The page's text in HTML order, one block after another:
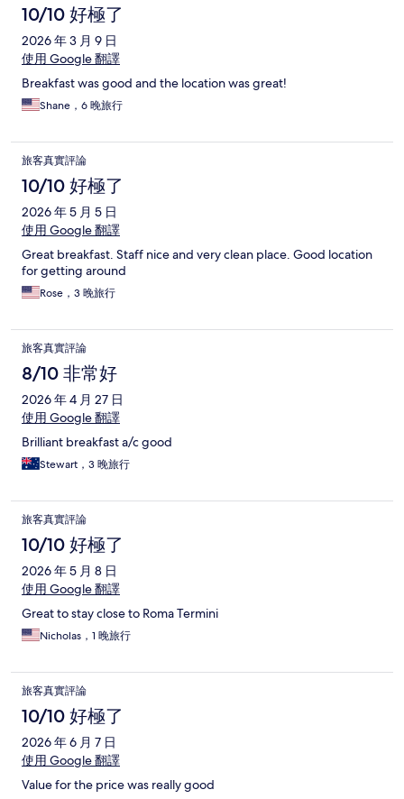
10/10 好極了
2026 年 3 月 9 日
使用 Google 翻譯
Breakfast was good and the location was great!
Shane，6 晚旅行
旅客真實評論
10/10 好極了
2026 年 5 月 5 日
使用 Google 翻譯
Great breakfast. Staff nice and very clean place. Good location
for getting around
Rose，3 晚旅行
旅客真實評論
8/10 非常好
2026 年 4 月 27 日
使用 Google 翻譯
Brilliant breakfast a/c good
Stewart，3 晚旅行
旅客真實評論
10/10 好極了
2026 年 5 月 8 日
使用 Google 翻譯
Great to stay close to Roma Termini
Nicholas，1 晚旅行
旅客真實評論
10/10 好極了
2026 年 6 月 7 日
使用 Google 翻譯
Value for the price was really good